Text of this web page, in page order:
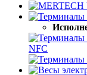
NFC